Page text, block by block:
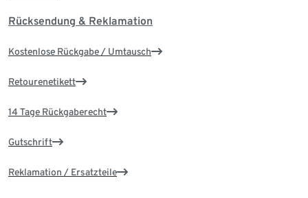
Rücksendung & Reklamation
Kostenlose Rückgabe / Umtausch
Retourenetikett
14 Tage Rückgaberecht
Gutschrift
Reklamation / Ersatzteile